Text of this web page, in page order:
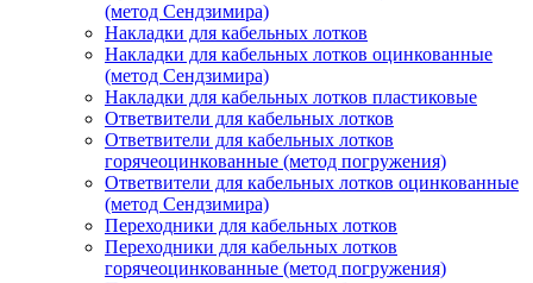
(метод Сендзимира)
Накладки для кабельных лотков
Накладки для кабельных лотков оцинкованные
(метод Сендзимира)
Накладки для кабельных лотков пластиковые
Ответвители для кабельных лотков
Ответвители для кабельных лотков
горячеоцинкованные (метод погружения)
Ответвители для кабельных лотков оцинкованные
(метод Сендзимира)
Переходники для кабельных лотков
Переходники для кабельных лотков
горячеоцинкованные (метод погружения)